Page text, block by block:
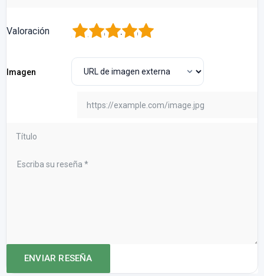
Valoración 5
4
3
2
Imagen